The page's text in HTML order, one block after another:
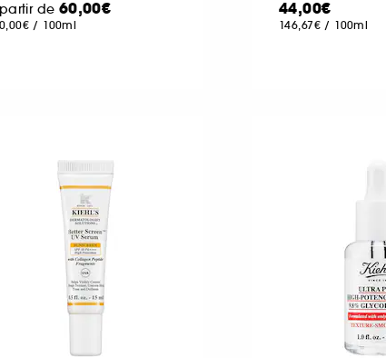
de 60,00€
/ 100ml
44,00€
146,67€ / 100ml